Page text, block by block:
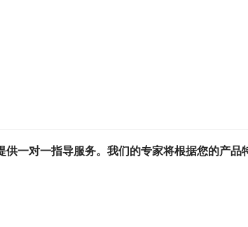
供一对一指导服务。我们的专家将根据您的产品